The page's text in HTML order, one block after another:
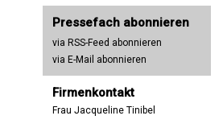
Pressefach abonnieren
via RSS-Feed abonnieren
via E-Mail abonnieren
Firmenkontakt
Frau Jacqueline Tinibel